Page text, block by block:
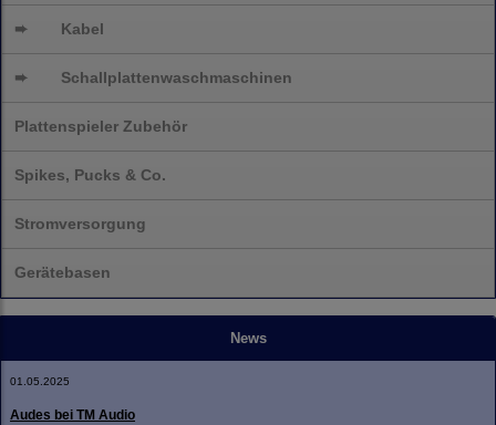
➨ Kabel
➨ Schallplattenwaschmaschinen
Plattenspieler Zubehör
Spikes, Pucks & Co.
Stromversorgung
Gerätebasen
News
01.05.2025
Audes bei TM Audio